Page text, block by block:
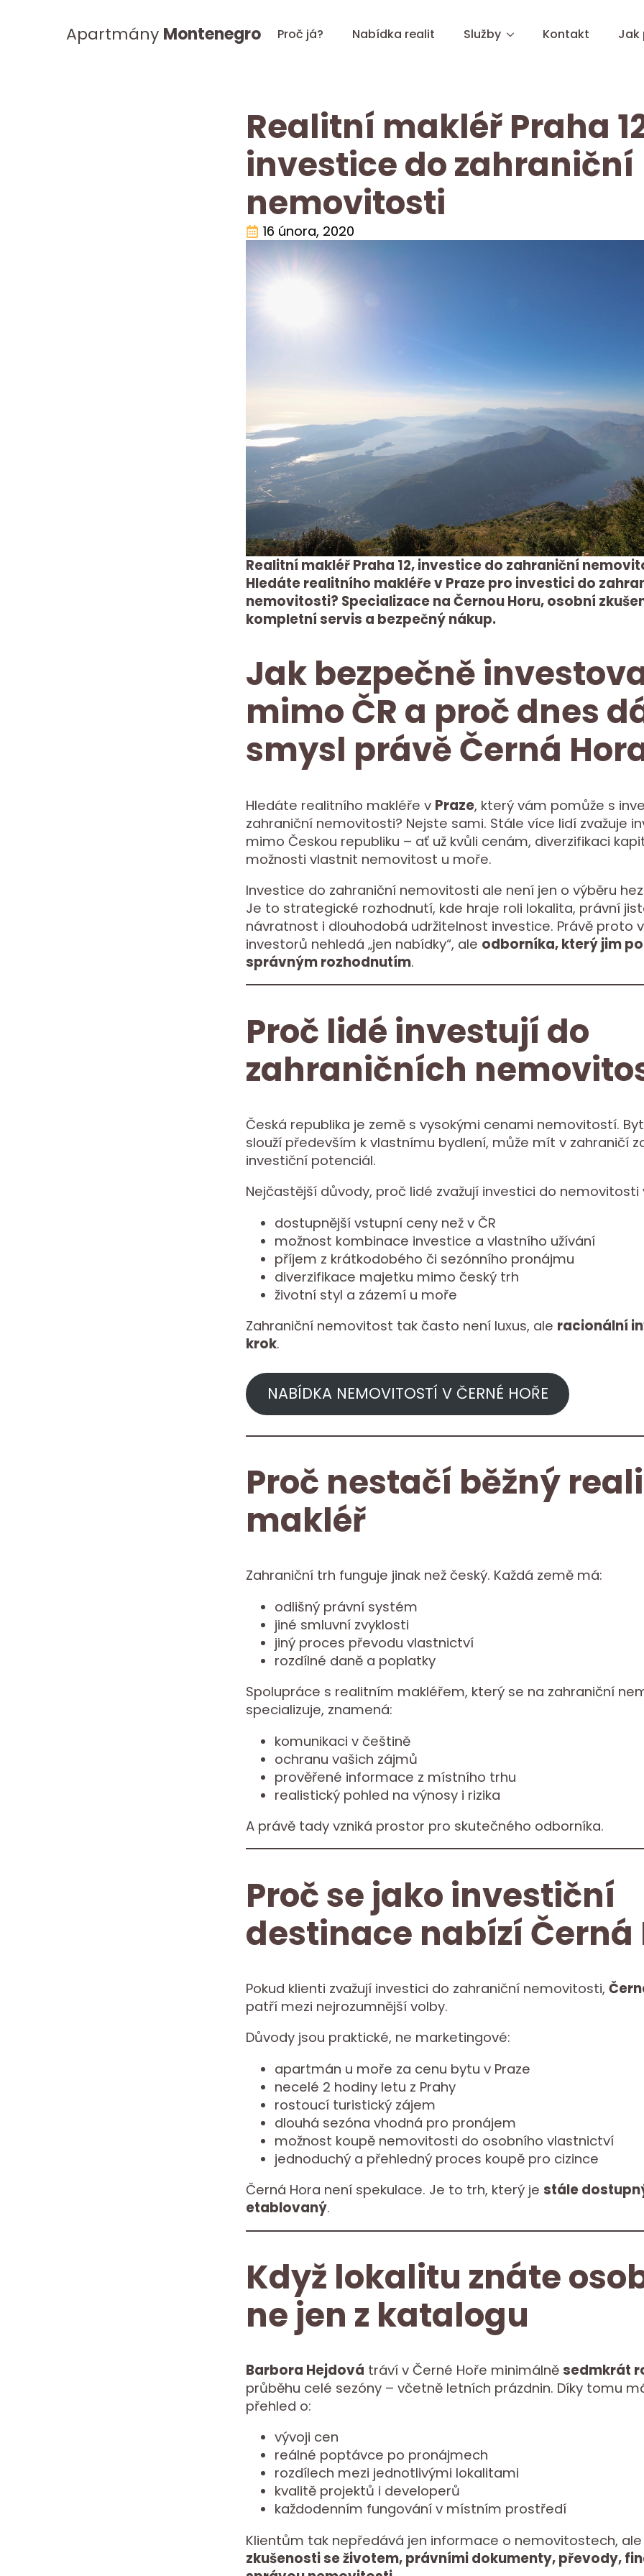
Apartmány Montenegro Proč já? Nabídka realit Služby Kontakt Jak
Realitní makléř Praha
investice do zahraniční
nemovitosti
16 února, 2020
Realitní makléř Praha 12, investice do zahraniční
Hledáte realitního makléře v Praze pro investici do
nemovitosti? Specializace na Černou Horu, osobní
kompletní servis a bezpečný nákup.
Jak bezpečně
mimo ČR a proč dnes
smysl právě Černá
Hledáte realitního makléře v Praze, který vám pomůže s
zahraniční nemovitosti? Nejste sami. Stále více lidí zvažuje
mimo Českou republiku – ať už kvůli cenám, diverzifikaci
možnosti vlastnit nemovitost u moře.
Investice do zahraniční nemovitosti ale není jen o výběru
Je to strategické rozhodnutí, kde hraje roli lokalita, právní
návratnost i dlouhodobá udržitelnost investice. Právě proto
investorů nehledá „jen nabídky“, ale odborníka, který jim
správným rozhodnutím.
Proč lidé investují do
zahraničních
Česká republika je země s vysokými cenami nemovitostí.
slouží především k vlastnímu bydlení, může mít v zahraničí
investiční potenciál.
Nejčastější důvody, proč lidé zvažují investici do nemovitosti
dostupnější vstupní ceny než v ČR
možnost kombinace investice a vlastního užívání
příjem z krátkodobého či sezónního pronájmu
diverzifikace majetku mimo český trh
životní styl a zázemí u moře
Zahraniční nemovitost tak často není luxus, ale racionální
krok.
NABÍDKA NEMOVITOSTÍ V ČERNÉ HOŘE
Proč nestačí běžný
makléř
Zahraniční trh funguje jinak než český. Každá země má:
odlišný právní systém
jiné smluvní zvyklosti
jiný proces převodu vlastnictví
rozdílné daně a poplatky
Spolupráce s realitním makléřem, který se na zahraniční
specializuje, znamená:
komunikaci v češtině
ochranu vašich zájmů
prověřené informace z místního trhu
realistický pohled na výnosy i rizika
A právě tady vzniká prostor pro skutečného odborníka.
Proč se jako investiční
destinace nabízí Černá
Pokud klienti zvažují investici do zahraniční nemovitosti,
patří mezi nejrozumnější volby.
Důvody jsou praktické, ne marketingové:
apartmán u moře za cenu bytu v Praze
necelé 2 hodiny letu z Prahy
rostoucí turistický zájem
dlouhá sezóna vhodná pro pronájem
možnost koupě nemovitosti do osobního vlastnictví
jednoduchý a přehledný proces koupě pro cizince
Černá Hora není spekulace. Je to trh, který je stále
etablovaný.
Když lokalitu znáte
ne jen z katalogu
Barbora Hejdová tráví v Černé Hoře minimálně sedmkrát
průběhu celé sezóny – včetně letních prázdnin. Díky tomu
přehled o:
vývoji cen
reálné poptávce po pronájmech
rozdílech mezi jednotlivými lokalitami
kvalitě projektů i developerů
každodenním fungování v místním prostředí
Klientům tak nepředává jen informace o nemovitostech, ale
zkušenosti se životem, právními dokumenty, převody,